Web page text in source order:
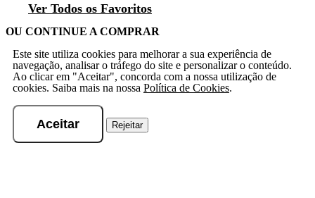
Ver Todos os Favoritos
OU CONTINUE A COMPRAR
Este site utiliza cookies para melhorar a sua experiência de
navegação, analisar o tráfego do site e personalizar o conteúdo.
Ao clicar em "Aceitar", concorda com a nossa utilização de
cookies. Saiba mais na nossa Política de Cookies.
Aceitar Rejeitar